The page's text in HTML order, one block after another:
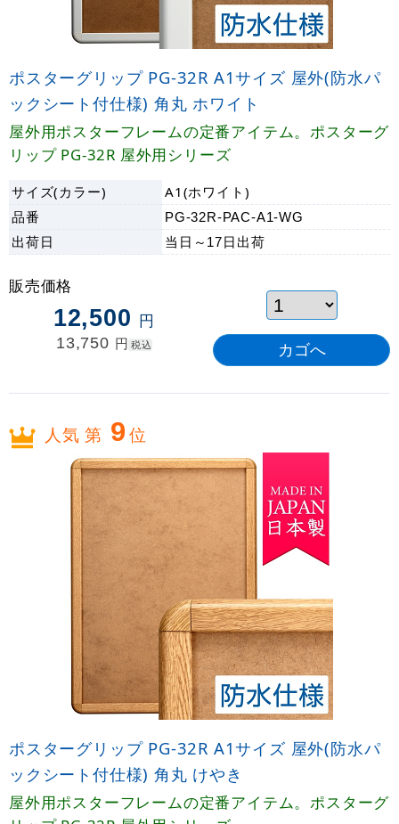
ポスターグリップ PG-32R A1サイズ 屋外(防水パ
ックシート付仕様) 角丸 ホワイト
屋外用ポスターフレームの定番アイテム。ポスターグ
リップ PG-32R 屋外用シリーズ
サイズ(カラー)
A1(ホワイト)
品番
PG-32R-PAC-A1-WG
出荷日 当日～17日 出荷
販売価格
12,500 円
13,750 円 税込
人気 第 9位
ポスターグリップ PG-32R A1サイズ 屋外(防水パ
ックシート付仕様) 角丸 けやき
屋外用ポスターフレームの定番アイテム。ポスターグ